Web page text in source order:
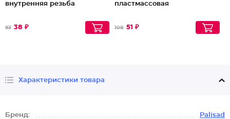
внутренняя резьба
93 38 ₽
пластмассовая
108 51 ₽
Характеристики товара
Бренд: Palisad